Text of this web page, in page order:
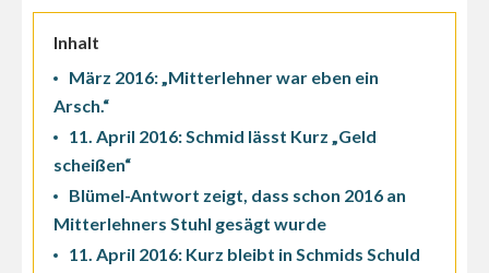
Inhalt
März 2016: „Mitterlehner war eben ein
Arsch.“
11. April 2016: Schmid lässt Kurz „Geld
scheißen“
Blümel-Antwort zeigt, dass schon 2016 an
Mitterlehners Stuhl gesägt wurde
11. April 2016: Kurz bleibt in Schmids Schuld